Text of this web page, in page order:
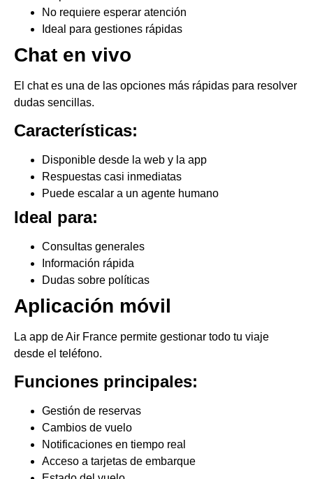
No requiere esperar atención
Ideal para gestiones rápidas
Chat en vivo
El chat es una de las opciones más rápidas para resolver
dudas sencillas.
Características:
Disponible desde la web y la app
Respuestas casi inmediatas
Puede escalar a un agente humano
Ideal para:
Consultas generales
Información rápida
Dudas sobre políticas
Aplicación móvil
La app de Air France permite gestionar todo tu viaje
desde el teléfono.
Funciones principales:
Gestión de reservas
Cambios de vuelo
Notificaciones en tiempo real
Acceso a tarjetas de embarque